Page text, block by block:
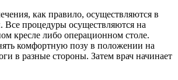
как правило, осуществляются в
Все процедуры осуществляются на
кресле либо операционном столе.
комфортную позу в положении на
в разные стороны. Затем врач начинает